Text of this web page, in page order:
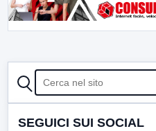
CERCA
SEGUICI SUI SOCIAL